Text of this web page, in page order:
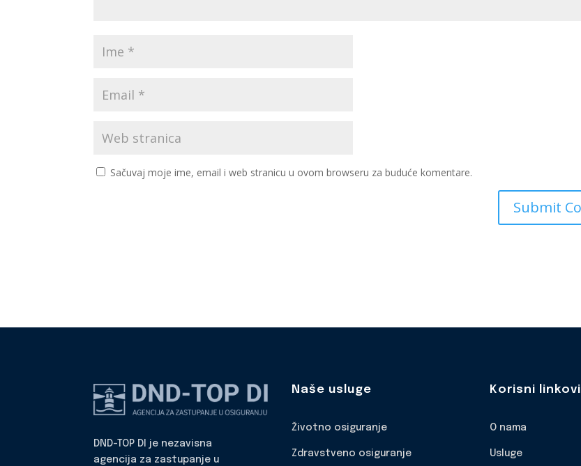
Sačuvaj moje ime, email i web stranicu u ovom browseru za buduće komentare.
DND-TOP DI je nezavisna
agencija za zastupanje u
Naše usluge
Životno osiguranje
Zdravstveno osiguranje
Korisni linkovi
O nama
Usluge